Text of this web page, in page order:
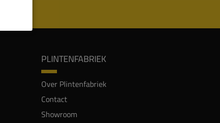
PLINTENFABRIEK
Over Plintenfabriek
Contact
Showroom